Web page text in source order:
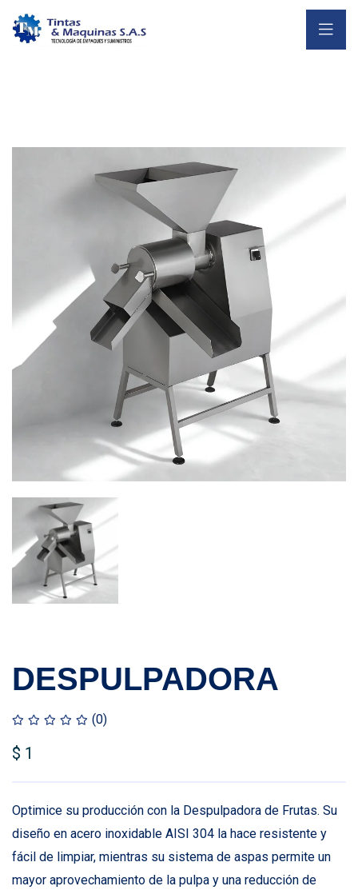
DESPULPADORA
(0)
$ 1
Optimice su producción con la Despulpadora de Frutas. Su
diseño en acero inoxidable AISI 304 la hace resistente y
fácil de limpiar, mientras su sistema de aspas permite un
mayor aprovechamiento de la pulpa y una reducción de